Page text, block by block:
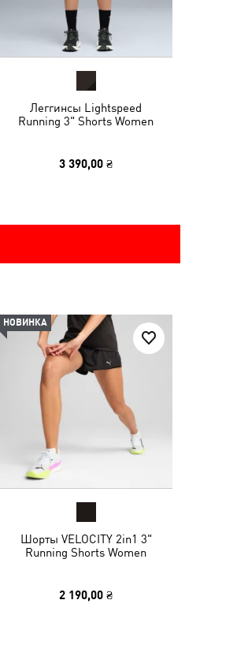
Леггинсы Lightspeed
Running 3" Shorts Women
3 390,00 ₴
НОВИНКА
Шорты VELOCITY 2in1 3"
Running Shorts Women
2 190,00 ₴